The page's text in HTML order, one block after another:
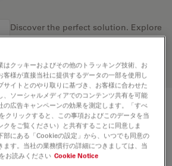
Discover the perfect solution. Explore
ourObjective Finder, compare
your needs.
11506411
はクッキーおよびその他のトラッキング技術、お
客様が直接当社に提供するデータの一部を使用し
サイトとのやり取りに基づき、お客様に合わせた
、ソーシャルメディアでのコンテンツ共有を可能
の広告キャンペーンの効果を測定します。「すべ
クリックすると、この事項およびこのデータを当
をご覧ください）と共有することに同意しま
部にある「Cookieの設定」から、いつでも同意の
ます。当社の業務慣行の詳細につきましては、当
お読みください Cookie Notice